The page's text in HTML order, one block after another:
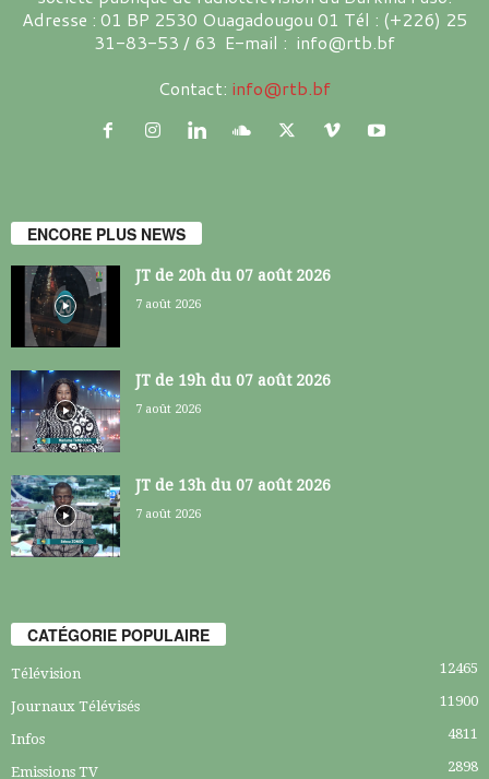
Adresse : 01 BP 2530 Ouagadougou 01 Tél : (+226) 25
31-83-53 / 63 E-mail : info@rtb.bf
Contact: info@rtb.bf
ENCORE PLUS NEWS
JT de 20h du 07 août 2026
7 août 2026
JT de 19h du 07 août 2026
7 août 2026
JT de 13h du 07 août 2026
7 août 2026
CATÉGORIE POPULAIRE
Télévision 12465
Journaux Télévisés 11900
Infos 4811
Emissions TV 2898